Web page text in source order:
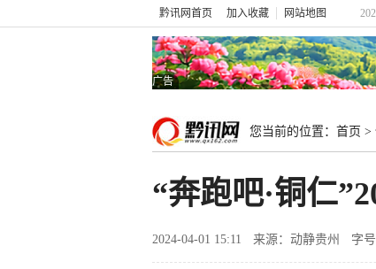
黔讯网首页 加入收藏 网站地图
广告
您当前的位置： 首页 >
“奔跑吧·铜仁
2024-04-01 15:11 来源：动静贵州 字